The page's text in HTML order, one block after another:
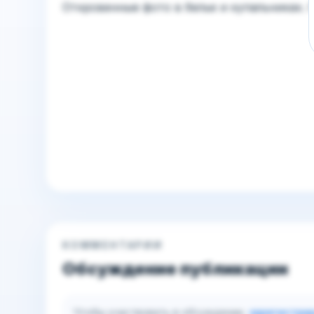
Откровенные фото в белье и купальниках.
КОММЕНТАРИИ
Обсуждение публикации